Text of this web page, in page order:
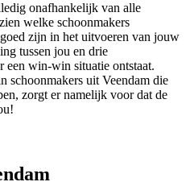
onafhankelijk van alle
welke schoonmakers
zijn in het uitvoeren van jouw
tussen jou en drie
een win-win situatie ontstaat.
schoonmakers uit Veendam die
zorgt er namelijk voor dat de